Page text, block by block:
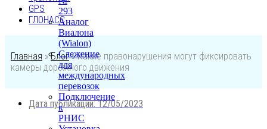
293
Аналог
Виалона
(Wialon)
Слежение
для
международных
перевозок
Подключение
к
РНИС
GPS
ГЛОНАСС
Главная »Блог»Какие правонарушения могут фиксировать
камеры дорожного движения
Дата публикации:12/05/2023